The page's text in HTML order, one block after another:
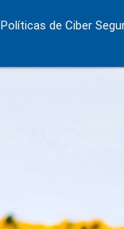
Políticas de Ciber